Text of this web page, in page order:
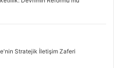
Stratejik İletişim Zaferi